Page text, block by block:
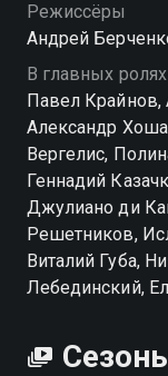
Режиссёры
Андрей
В главных ролях
Павел Крайнов,
Александр
Вергелис,
Геннадий
Джулиано ди
Решетников,
Виталий Губа,
Лебединский,